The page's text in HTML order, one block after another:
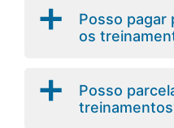
a
Posso pagar
os
a
Posso